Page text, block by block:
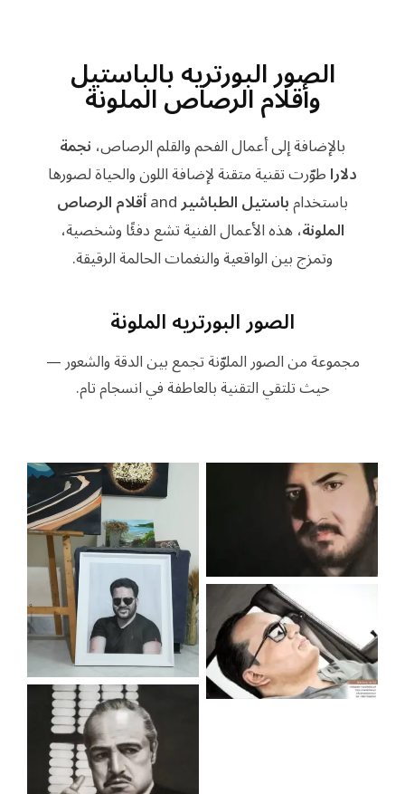
الصور البورتريه بالباستيل
وأقلام الرصاص الملونة
بالإضافة إلى أعمال الفحم والقلم الرصاص،نجمة
دلاراطوّرت تقنية متقنة لإضافة اللون والحياة لصورها
باستخدامباستيل الطباشير
أقلام الرصاص
الملونة، هذه الأعمال الفنية تشع دفئًا وشخصية،
وتمزج بين الواقعية والنغمات الحالمة الرقيقة.
الصور البورتريه الملونة
مجموعة من الصور الملوّنة تجمع بين الدقة والشعور —
حيث تلتقي التقنية بالعاطفة في انسجام تام.